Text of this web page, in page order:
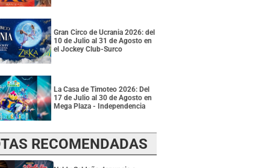
Gran Circo de Ucrania 2026: del
10 de Julio al 31 de Agosto en
el Jockey Club-Surco
La Casa de Timoteo 2026: Del
17 de Julio al 30 de Agosto en
Mega Plaza - Independencia
RECOMENDADAS